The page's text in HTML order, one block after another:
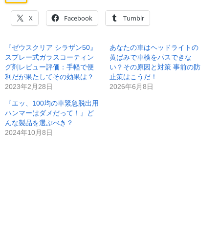
X Facebook Tumblr
『ゼウスクリア シラザン50』
スプレー式ガラスコーティン
グ剤レビュー評価：手軽で便
利だが果たしてその効果は？
2023年2月28日
あなたの車はヘッドライトの
黄ばみで車検をパスできな
い？その原因と対策 事前の防
止策はこうだ！
2026年6月8日
『エッ、100均の車緊急脱出用
ハンマーはダメだって！』ど
んな製品を選ぶべき？
2024年10月8日